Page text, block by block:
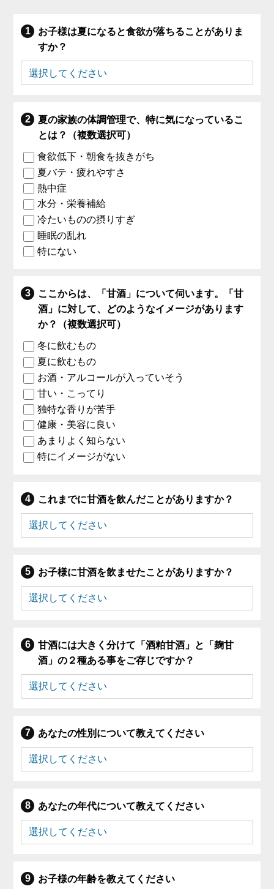
お子様は夏になると食欲が落ちることがありま
すか？
夏の家族の体調管理で、特に気になっているこ
とは？（複数選択可）
食欲低下・朝食を抜きがち
夏バテ・疲れやすさ
熱中症
水分・栄養補給
冷たいものの摂りすぎ
睡眠の乱れ
特にない
ここからは、「甘酒」について伺います。「甘
酒」に対して、どのようなイメージがあります
か？（複数選択可）
冬に飲むもの
夏に飲むもの
お酒・アルコールが入っていそう
甘い・こってり
独特な香りが苦手
健康・美容に良い
あまりよく知らない
特にイメージがない
これまでに甘酒を飲んだことがありますか？
お子様に甘酒を飲ませたことがありますか？
甘酒には大きく分けて「酒粕甘酒」と「麹甘
酒」の２種ある事をご存じですか？
あなたの性別について教えてください
あなたの年代について教えてください
お子様の年齢を教えてください